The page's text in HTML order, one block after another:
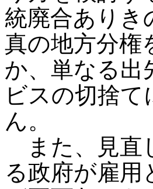
統廃合ありき
真の地方分権
か、単なる出
ビスの切捨
ん。
また、見直
る政府が雇用